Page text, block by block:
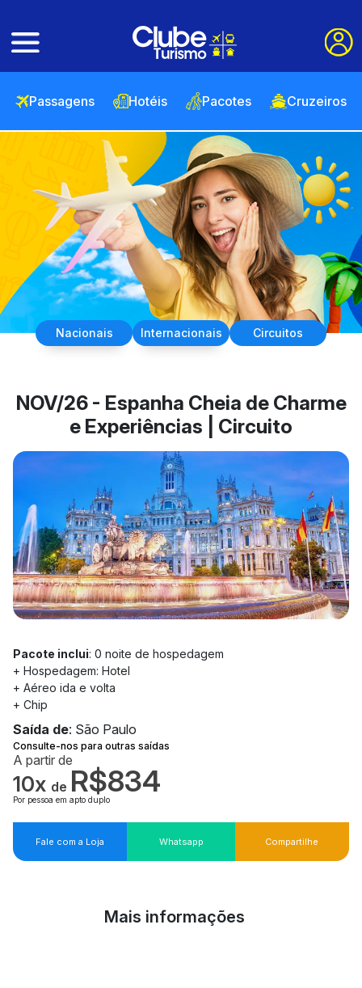
Passagens Hotéis Pacotes Cruzeiros
Nacionais Internacionais Circuitos
NOV/26 - Espanha Cheia de Charme
e Experiências | Circuito
Pacote inclui: 0 noite de hospedagem
+ Hospedagem: Hotel
+ Aéreo ida e volta
+ Chip
Saída de: São Paulo
Consulte-nos para outras saídas
A partir de
10x de R$834
Por pessoa em apto duplo
Fale com a Loja Whatsapp Compartilhe
Mais informações